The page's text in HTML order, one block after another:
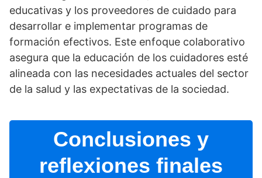
educativas y los proveedores de cuidado para
desarrollar e implementar programas de
formación efectivos. Este enfoque colaborativo
asegura que la educación de los cuidadores esté
alineada con las necesidades actuales del sector
de la salud y las expectativas de la sociedad.
Conclusiones y
reflexiones finales